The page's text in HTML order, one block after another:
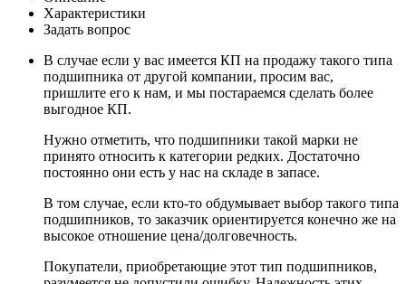
Характеристики
Задать вопрос
В случае если у вас имеется КП на продажу такого типа
подшипника от другой компании, просим вас,
пришлите его к нам, и мы постараемся сделать более
выгодное КП.
Нужно отметить, что подшипники такой марки не
принято относить к категории редких. Достаточно
постоянно они есть у нас на складе в запасе.
В том случае, если кто-то обдумывает выбор такого типа
подшипников, то заказчик ориентируется конечно же на
высокое отношение цена/долговечность.
Покупатели, приобретающие этот тип подшипников,